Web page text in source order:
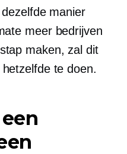
manier
meer bedrijven
maken, zal dit
te doen.